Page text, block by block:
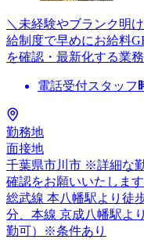
＼未経験やブランク明
給制度で早めにお給料
を確認・最新化する業
電話受付スタッフ
勤務地
面接地
千葉県市川市 ※詳細な
確認をお願いいたします
総武線 本八幡駅より徒
分、本線 京成八幡駅よ
勤可）※条件あり